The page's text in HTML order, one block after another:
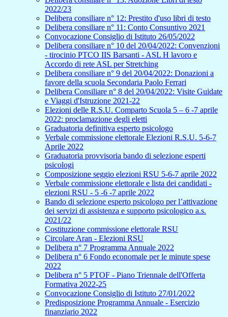
2022/23
Delibera consiliare n° 12: Prestito d'uso libri di testo
Delibera consiliare n° 11: Conto Consuntivo 2021
Convocazione Consiglio di Istituto 26/05/2022
Delibera consiliare n° 10 del 20/04/2022: Convenzioni
- tirocinio PTCO IIS Barsanti - ASL H lavoro e
Accordo di rete ASL per Stretching
Delibera consiliare n° 9 del 20/04/2022: Donazioni a
favore della scuola Secondaria Paolo Ferrari
Delibera Consiliare n° 8 del 20/04/2022: Visite Guidate
e Viaggi d'Istruzione 2021-22
Elezioni delle R.S.U. Comparto Scuola 5 – 6 -7 aprile
2022: proclamazione degli eletti
Graduatoria definitiva esperto psicologo
Verbale commissione elettorale Elezioni R.S.U. 5-6-7
Aprile 2022
Graduatoria provvisoria bando di selezione esperti
psicologi
Composizione seggio elezioni RSU 5-6-7 aprile 2022
Verbale commissione elettorale e lista dei candidati -
elezioni RSU - 5 -6 -7 aprile 2022
Bando di selezione esperto psicologo per l’attivazione
dei servizi di assistenza e supporto psicologico a.s.
2021/22
Costituzione commissione elettorale RSU
Circolare Aran - Elezioni RSU
Delibera n° 7 Programma Annuale 2022
Delibera n° 6 Fondo economale per le minute spese
2022
Delibera n° 5 PTOF - Piano Triennale dell'Offerta
Formativa 2022-25
Convocazione Consiglio di Istituto 27/01/2022
Predisposizione Programma Annuale - Esercizio
finanziario 2022